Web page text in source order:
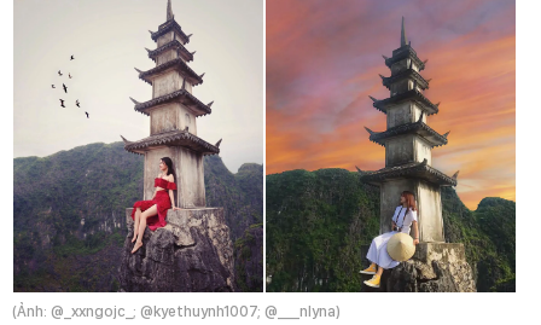
(Ảnh: @_xxngojc_; @kyethuynh1007; @___nlyna)